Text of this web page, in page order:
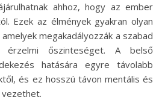
ahhoz, hogy az ember
Ezek az élmények gyakran olyan
megakadályozzák a szabad
őszinteséget. A belső
hatására egyre távolabb
és ez hosszú távon mentális és